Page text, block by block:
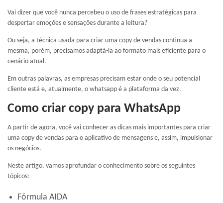
Vai dizer que você nunca percebeu o uso de frases estratégicas para
despertar emoções e sensações durante a leitura?
Ou seja, a técnica usada para criar uma copy de vendas continua a
mesma, porém, precisamos adaptá-la ao formato mais eficiente para o
cenário atual.
Em outras palavras, as empresas precisam estar onde o seu potencial
cliente está e, atualmente, o whatsapp é a plataforma da vez.
Como criar copy para WhatsApp
A partir de agora, você vai conhecer as dicas mais importantes para criar
uma copy de vendas para o aplicativo de mensagens e, assim, impulsionar
os negócios.
Neste artigo, vamos aprofundar o conhecimento sobre os seguintes
tópicos:
Fórmula AIDA